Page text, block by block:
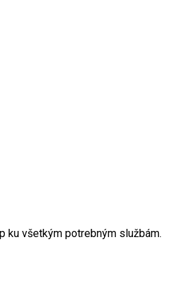
ku všetkým potrebným službám.